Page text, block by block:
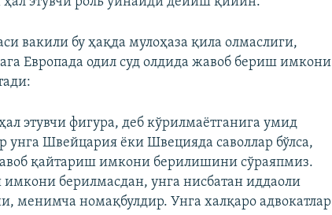
вакили бу ҳақда мулоҳаза қила олмаслиги,
Европада одил суд олдида жавоб бериш имкони
этувчи фигура, деб кўрилмаётганига умид
унга Швейцария ёки Швецияда саволлар бўлса,
қайтариш имкони берилишини сўраяпмиз.
берилмасдан, унга нисбатан иддаоли
менимча номақбулдир. Унга халқаро адвокатлар